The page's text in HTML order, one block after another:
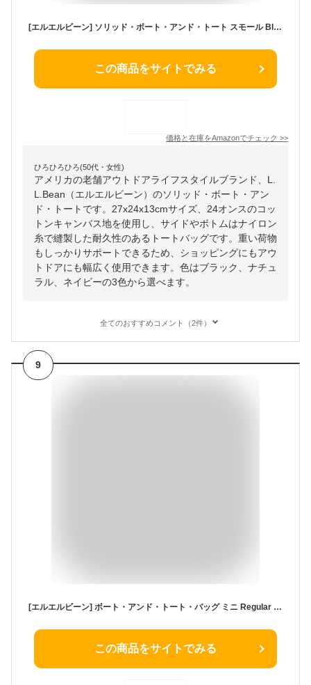
[エルエルビーン] ソリッド・ボート・アンド・トート スモール Black ０ＵＧＧ３１０００１
この商品をサイトでみる
価格と在庫をAmazonでチェック >>
ひろひろひろ(50代・女性)
アメリカの老舗アウトドアライフスタイルブランド、L.
L.Bean（エルエルビーン）のソリッド・ボート・アン
ド・トートです。27x24x13cmサイズ、24オンスのコッ
トンキャンバス地を使用し、サイドやボトムはナイロン
糸で縫製した耐久性のあるトートバッグです。重い荷物
もしっかりサポートできるため、ショッピングにもアウ
トドアにも幅広く使用できます。色はブラック、ナチュ
ラル、ネイビーの3色から選べます。
全てのおすすめコメント（2件）
9
[エルエルビーン] ボート・アンド・トート・バッグ ミニ Regular Antique Olive グリーン １０００２００３１２
この商品をサイトでみる